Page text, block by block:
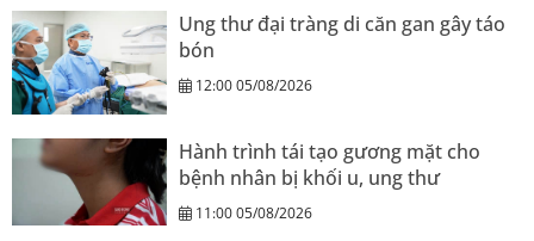
Ung thư đại tràng di căn gan gây táo
bón
12:00 05/08/2026
Hành trình tái tạo gương mặt cho
bệnh nhân bị khối u, ung thư
11:00 05/08/2026